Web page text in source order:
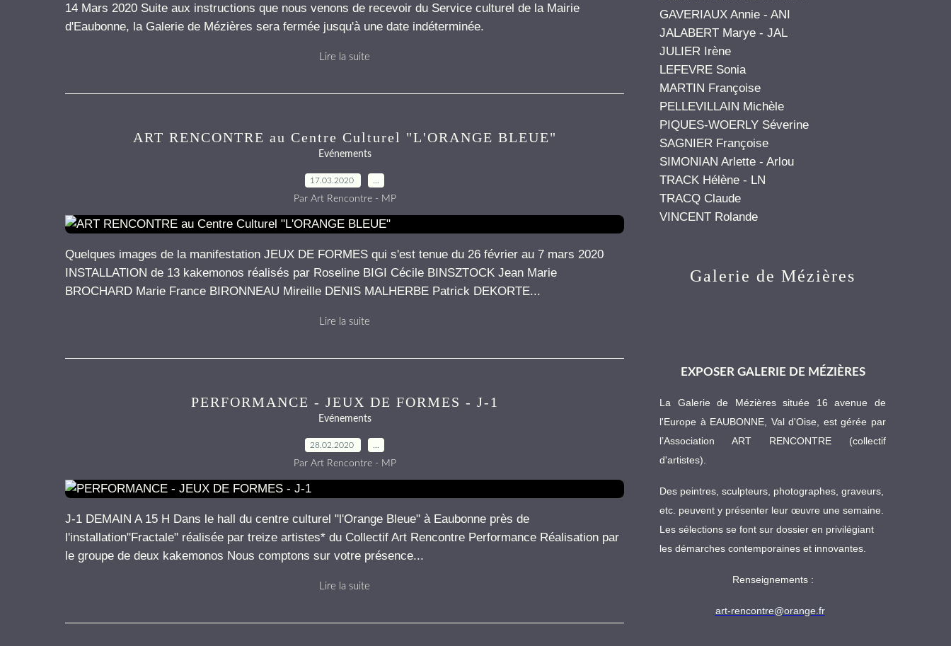
14 Mars 2020 Suite aux instructions que nous venons de recevoir du Service culturel de la Mairie
d'Eaubonne, la Galerie de Mézières sera fermée jusqu'à une date indéterminée.
Lire la suite
ART RENCONTRE au Centre Culturel "L'ORANGE BLEUE"
Evénements
17.03.2020
Par Art Rencontre - MP
Quelques images de la manifestation JEUX DE FORMES qui s'est tenue du 26 février au 7 mars 2020
INSTALLATION de 13 kakemonos réalisés par Roseline BIGI Cécile BINSZTOCK Jean Marie
BROCHARD Marie France BIRONNEAU Mireille DENIS MALHERBE Patrick DEKORTE...
Lire la suite
PERFORMANCE - JEUX DE FORMES - J-1
Evénements
28.02.2020
Par Art Rencontre - MP
J-1 DEMAIN A 15 H Dans le hall du centre culturel "l'Orange Bleue" à Eaubonne près de
l'installation"Fractale" réalisée par treize artistes* du Collectif Art Rencontre Performance Réalisation par
le groupe de deux kakemonos Nous comptons sur votre présence...
Lire la suite
GAVERIAUX Annie - ANI
JALABERT Marye - JAL
JULIER Irène
LEFEVRE Sonia
MARTIN Françoise
PELLEVILLAIN Michèle
PIQUES-WOERLY Séverine
SAGNIER Françoise
SIMONIAN Arlette - Arlou
TRACK Hélène - LN
TRACQ Claude
VINCENT Rolande
Galerie de Mézières
EXPOSER GALERIE DE MÉZIÈRES
La Galerie de Mézières située 16 avenue de
l'Europe à EAUBONNE, Val d'Oise, est gérée par
l’Association ART RENCONTRE (collectif
d'artistes).
Des peintres, sculpteurs, photographes, graveurs,
etc. peuvent y présenter leur œuvre une semaine.
Les sélections se font sur dossier en privilégiant
les démarches contemporaines et innovantes.
Renseignements :
art-rencontre@orange.fr